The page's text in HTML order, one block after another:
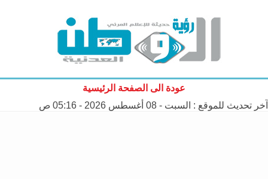
عودة الى الصفحة الرئيسية
آخر تحديث للموقع : السبت - 08 أغسطس 2026 - 05:16 ص